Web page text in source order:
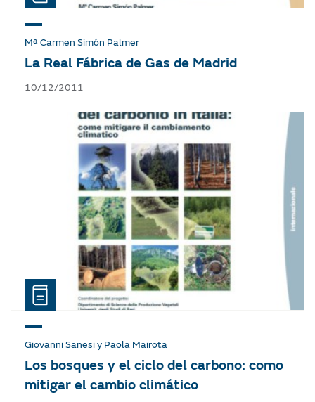
Mª Carmen Simón Palmer
La Real Fábrica de Gas de Madrid
10/12/2011
Giovanni Sanesi y Paola Mairota
Los bosques y el ciclo del carbono: como
mitigar el cambio climático